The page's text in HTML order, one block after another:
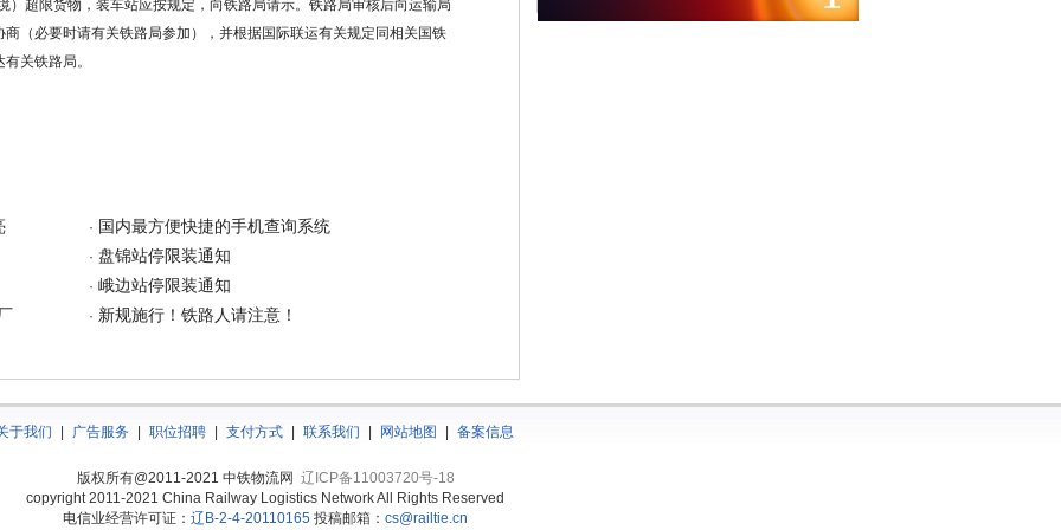
）超限货物，装车站应按规定，向铁路局请示。铁路局审核后向运输局
（必要时请有关铁路局参加），并根据国际联运有关规定同相关国铁
关铁路局。
· 国内最方便快捷的手机查询系统
· 盘锦站停限装通知
· 峨边站停限装通知
· 新规施行！铁路人请注意！
于我们 广告服务 职位招聘 支付方式 联系我们 网站地图 备案信息
版权所有@2011-2021 中铁物流网 辽ICP备11003720号-18
copyright 2011-2021 China Railway Logistics Network All Rights Reserved
电信业经营许可证： 辽B-2-4-20110165 投稿邮箱： cs@railtie.cn